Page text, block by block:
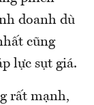
doanh dù
cũng
lực sụt giá.
rất mạnh,